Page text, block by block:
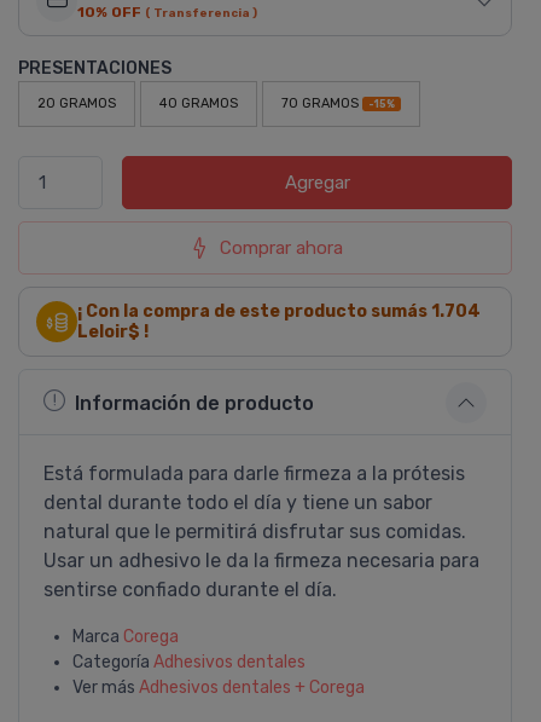
10% OFF ( Transferencia )
PRESENTACIONES
20 GRAMOS 40 GRAMOS 70 GRAMOS -15%
Agregar
Comprar ahora
¡ Con la compra de este producto sumás 1.704
Leloir$ !
Información de producto
Está formulada para darle firmeza a la prótesis
dental durante todo el dí­a y tiene un sabor
natural que le permitirá disfrutar sus comidas.
Usar un adhesivo le da la firmeza necesaria para
sentirse confiado durante el dí­a.
Marca Corega
Categoría Adhesivos dentales
Ver más Adhesivos dentales + Corega